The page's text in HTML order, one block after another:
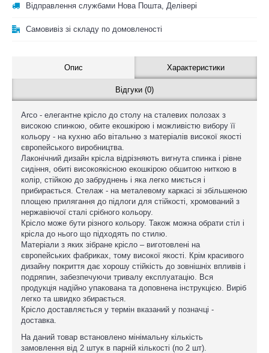
Відправлення службами Нова Пошта, Делівері
Самовивіз зі складу по домовленості
Опис Характеристики
Відгуки (0)
Arco - елегантне крісло до столу на сталевих полозах з
високою спинкою, обите екошкірою і можливістю вибору її
кольору - на кухню або вітальню з матеріалів високої якості
європейського виробництва.
Лаконічний дизайн крісла відрізняють вигнута спинка і рівне
сидіння, обиті високоякісною екошкірою обшитою ниткою в
колір, стійкою до забруднень і яка легко миється і
прибирається. Стелаж - на металевому каркасі зі збільшеною
площею прилягання до підлоги для стійкості, хромований з
нержавіючої сталі срібного кольору.
Крісло може бути різного кольору. Також можна обрати стіл і
крісла до нього що підходять по стилю.
Матеріали з яких зібране крісло – виготовлені на
європейських фабриках, тому високої якості. Крім красивого
дизайну покриття дає хорошу стійкість до зовнішніх впливів і
подряпин, забезпечуючи тривалу експлуатацію. Вся
продукція надійно упакована та доповнена інструкцією. Виріб
легко та швидко збирається.
Крісло доставляється у термін вказаний у позначці -
доставка.
На даний товар встановлено мінімальну кількість
замовлення від 2 штук в парній кількості (по 2 шт).